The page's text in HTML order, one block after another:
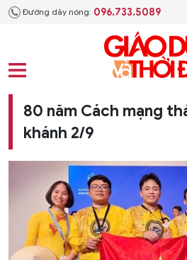
Đường dây nóng: 096.733.5089
80 năm Cách mạng
khánh 2/9